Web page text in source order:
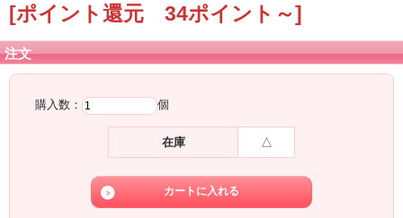
[ポイント還元 34ポイント～]
注文
購入数： 個
在庫 △